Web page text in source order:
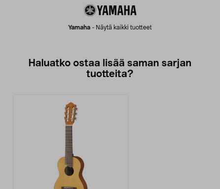
Yamaha - Näytä kaikki tuotteet
Haluatko ostaa lisää saman sarjan
tuotteita?